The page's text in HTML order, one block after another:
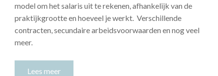
model om het salaris uit te rekenen, afhankelijk van de
praktijkgrootte en hoeveel je werkt. Verschillende
contracten, secundaire arbeidsvoorwaarden en nog veel
meer.
Lees meer